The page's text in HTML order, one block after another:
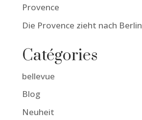
Provence
Die Provence zieht nach Berlin
Catégories
bellevue
Blog
Neuheit